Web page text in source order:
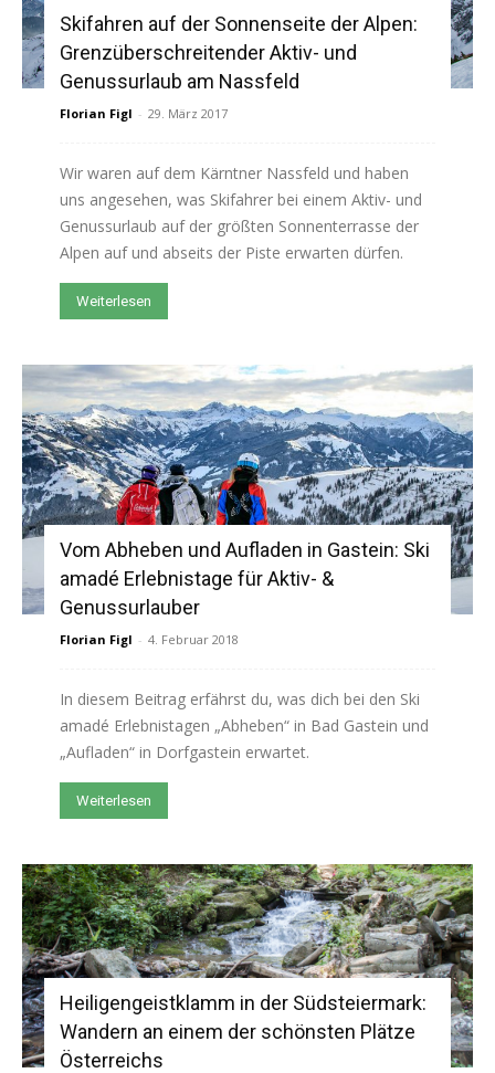
Skifahren auf der Sonnenseite der Alpen:
Grenzüberschreitender Aktiv- und
Genussurlaub am Nassfeld
Florian Figl - 29. März 2017
Wir waren auf dem Kärntner Nassfeld und haben
uns angesehen, was Skifahrer bei einem Aktiv- und
Genussurlaub auf der größten Sonnenterrasse der
Alpen auf und abseits der Piste erwarten dürfen.
Weiterlesen
Vom Abheben und Aufladen in Gastein: Ski
amadé Erlebnistage für Aktiv- &
Genussurlauber
Florian Figl - 4. Februar 2018
In diesem Beitrag erfährst du, was dich bei den Ski
amadé Erlebnistagen „Abheben“ in Bad Gastein und
„Aufladen“ in Dorfgastein erwartet.
Weiterlesen
Heiligengeistklamm in der Südsteiermark:
Wandern an einem der schönsten Plätze
Österreichs